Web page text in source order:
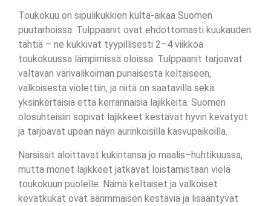
Toukokuu on sipulikukkien kulta-aikaa Suomen
puutarhoissa. Tulppaanit ovat ehdottomasti kuukauden
tähtiä – ne kukkivat tyypillisesti 2–4 viikkoa
toukokuussa lämpimissä oloissa. Tulppaanit tarjoavat
valtavan värivalikoiman punaisesta keltaiseen,
valkoisesta violettiin, ja niitä on saatavilla sekä
yksinkertaisia että kerrannaisia lajikkeita. Suomen
olosuhteisiin sopivat lajikkeet kestävät hyvin kevätyöt
ja tarjoavat upean näyn aurinkoisilla kasvupaikoilla.
Narsissit aloittavat kukintansa jo maalis–huhtikuussa,
mutta monet lajikkeet jatkavat loistamistaan vielä
toukokuun puolelle. Nämä keltaiset ja valkoiset
kevätkukat ovat äärimmäisen kestäviä ja lisääntyvät